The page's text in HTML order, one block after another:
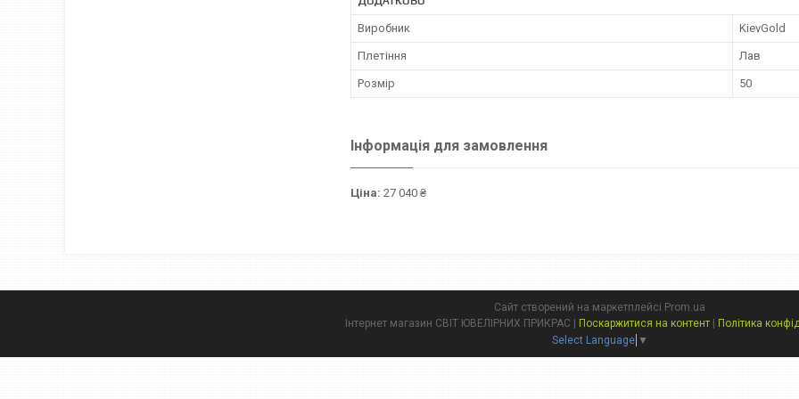
Виробник KievGold
Плетіння Лав
Розмір 50
Інформація для замовлення
Ціна: 27 040 ₴
Сайт створений на маркетплейсі Prom.ua
Поскаржитися на контент
Політика
Select Language ▼